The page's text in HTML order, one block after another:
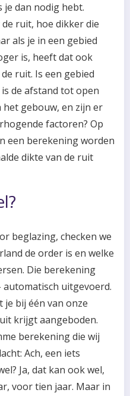
je dan nodig hebt.
ruit, hoe dikker die
als je in een gebied
is, heeft dat ook
ruit. Is een gebied
de afstand tot open
gebouw, en zijn er
factoren? Op
een berekening worden
dikte van de ruit
beglazing, checken we
de order is en welke
Die berekening
automatisch uitgevoerd.
je bij één van onze
krijgt aangeboden.
berekening die wij
Ach, een iets
Ja, dat kan ook wel,
voor tien jaar. Maar in